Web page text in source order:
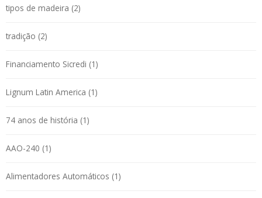
tipos de madeira (2)
tradição (2)
Financiamento Sicredi (1)
Lignum Latin America (1)
74 anos de história (1)
AAO-240 (1)
Alimentadores Automáticos (1)